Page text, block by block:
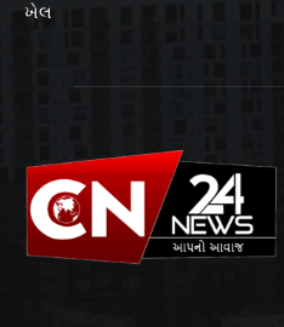
ખેલ